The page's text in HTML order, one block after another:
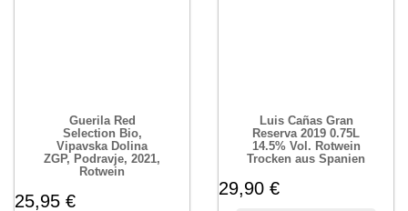
Guerila Red
Selection Bio,
Vipavska Dolina
ZGP, Podravje, 2021,
Rotwein
25,95 €
Luis Cañas Gran
Reserva 2019 0.75L
14.5% Vol. Rotwein
Trocken aus Spanien
29,90 €